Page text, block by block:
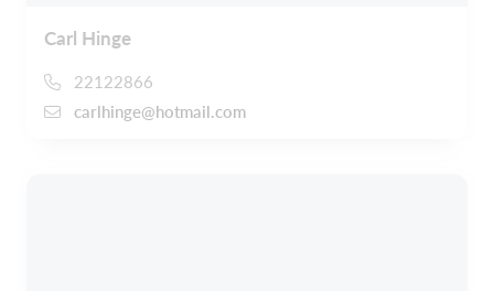
Carl Hinge
22122866
carlhinge@hotmail.com